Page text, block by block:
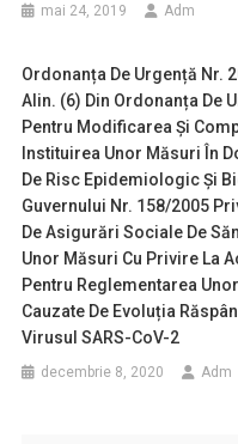
mai 24, 2019 Adm
Ordonanța De Urgență Nr.
Alin. (6) Din Ordonanța De
Pentru Modificarea Și
Instituirea Unor Măsuri În
De Risc Epidemiologic Și
Guvernului Nr. 158/2005
De Asigurări Sociale De
Unor Măsuri Cu Privire La
Pentru Reglementarea
Cauzate De Evoluția
Virusul SARS-CoV-2
decembrie 8, 2020 Adm